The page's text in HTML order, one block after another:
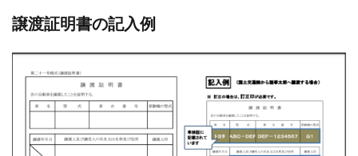
譲渡証明書の記入例